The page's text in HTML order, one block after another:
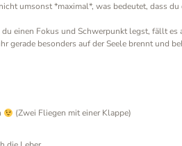
umsonst *maximal*, was bedeutet, dass
einen Fokus und Schwerpunkt legst, fällt es
gerade besonders auf der Seele brennt und
(Zwei Fliegen mit einer Klappe)